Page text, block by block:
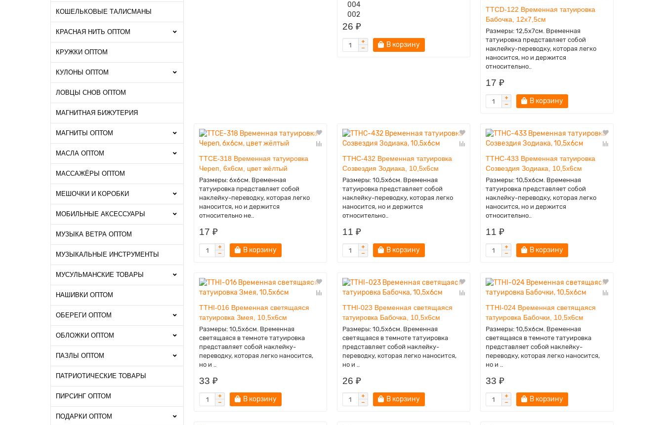
КОШЕЛЬКОВЫЕ ТАЛИСМАНЫ
КРАСНАЯ НИТЬ ОПТОМ
КРУЖКИ ОПТОМ
КУЛОНЫ ОПТОМ
ЛОВЦЫ СНОВ ОПТОМ
МАГНИТНАЯ БИЖУТЕРИЯ
МАГНИТЫ ОПТОМ
МАСЛА ОПТОМ
МАССАЖЁРЫ ОПТОМ
МЕШОЧКИ И КОРОБКИ
МОБИЛЬНЫЕ АКСЕССУАРЫ
МУЗЫКА ВЕТРА ОПТОМ
МУЗЫКАЛЬНЫЕ ИНСТРУМЕНТЫ
МУСУЛЬМАНСКИЕ ТОВАРЫ
НАШИВКИ ОПТОМ
ОБЕРЕГИ ОПТОМ
ОБЛОЖКИ ОПТОМ
ПАЗЛЫ ОПТОМ
ПАТРИОТИЧЕСКИЕ ТОВАРЫ
ПИРСИНГ ОПТОМ
ПОДАРКИ ОПТОМ
004
002
26 ₽
В корзину
TTCD-122 Временная татуировка
Бабочка, 12х7,5см
Размеры: 12,5х7см. Временная
татуировка представляет собой
наклейку-переводку, которая легко
наносится, но и держится
относительно..
17 ₽
В корзину
TTCE-318 Временная татуировка
Череп, 6х6см, цвет жёлтый
Размеры: 6х6см. Временная
татуировка представляет собой
наклейку-переводку, которая легко
наносится, но и держится
относительно не..
17 ₽
В корзину
TTHC-432 Временная татуировка
Созвездия Зодиака, 10,5х6см
Размеры: 10,5х6см. Временная
татуировка представляет собой
наклейку-переводку, которая легко
наносится, но и держится
относительно..
11 ₽
В корзину
TTHC-433 Временная татуировка
Созвездия Зодиака, 10,5х6см
Размеры: 10,5х6см. Временная
татуировка представляет собой
наклейку-переводку, которая легко
наносится, но и держится
относительно..
11 ₽
В корзину
TTHI-016 Временная светящаяся
татуировка Змея, 10,5х6см
Размеры: 10,5х6см. Временная
светящаяся в темноте татуировка
представляет собой наклейку-
переводку, которая легко наносится,
но и ..
33 ₽
В корзину
TTHI-023 Временная светящаяся
татуировка Бабочка, 10,5х6см
Размеры: 10,5х6см. Временная
светящаяся в темноте татуировка
представляет собой наклейку-
переводку, которая легко наносится,
но и ..
26 ₽
В корзину
TTHI-024 Временная светящаяся
татуировка Бабочки, 10,5х6см
Размеры: 10,5х6см. Временная
светящаяся в темноте татуировка
представляет собой наклейку-
переводку, которая легко наносится,
но и ..
33 ₽
В корзину